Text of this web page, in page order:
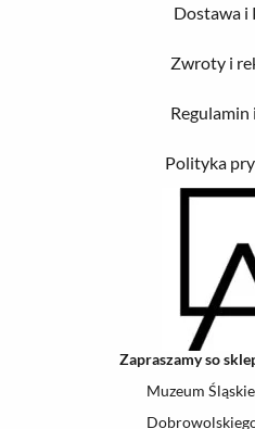
Dostawa i
Zwroty i
Regulamin
Polityka
Zapraszamy so
Muzeum